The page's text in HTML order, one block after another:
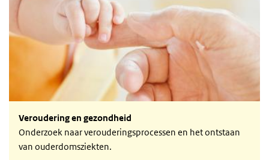
Veroudering en gezondheid
Onderzoek naar verouderingsprocessen en het ontstaan
van ouderdomsziekten.